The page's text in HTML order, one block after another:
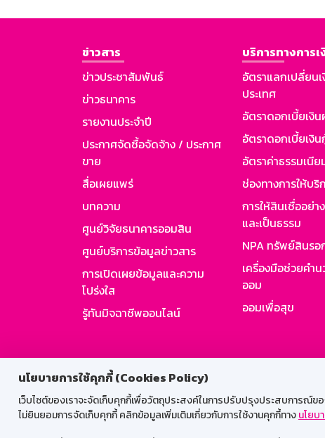
นโยบายการใช้คุกกี้ (Cookies Policy)
เว็บไซต์ของเราจะจัดเก็บคุกกี้เพื่อวัตถุประสงค์ในการปรับปรุงประสบการณ์ข
ไม่ยินยอมการจัดเก็บคุกกี้ คลิกข้อมูลเพิ่มเติมเกี่ยวกับการใช้งานคุกกี้ทางนโย
ข่าวสาร
ข่าวประชาสัมพันธ์
ข่าวธนาคาร
รายงานประจำปี
ประกาศจัดซื้อจัดจ้าง / ประกาศ
ขาย
สื่อเผยแพร่
บทความ
ศูนย์วิจัยธนาคารออมสิน
ศูนย์บริการข้อมูลข่าวสาร
การเปิดเผยข้อมูลและความ
โปร่งใส
รู้ทันมิจฉาชีพออนไลน์
บริการทางการเ
อัตราแลกเปลี่ยน
ประเทศ
อัตราดอกเบี้ยเงิน
อัตราดอกเบี้ยเงิ
อัตราค่าธรรมเนีย
ช่องทางการให้บริ
การให้สินเชื่ออย่
และเป็นธรรม
NPA ทรัพย์สินรอ
เครื่องมือช่วยคำ
ออม
ออมเพื่อสุข